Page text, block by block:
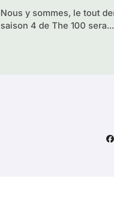
Nous y sommes, le tout dernier épisode de la
saison 4 de The 100 sera...